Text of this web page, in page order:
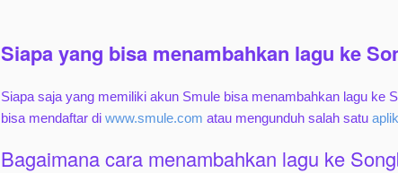
Siapa yang bisa menambahkan lagu ke
Siapa saja yang memiliki akun Smule bisa menambahkan lagu ke
bisa mendaftar diwww.smule.com atau mengunduh salah satu
Bagaimana cara menambahkan lagu ke